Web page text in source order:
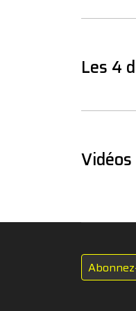
Les 4
Vidéos